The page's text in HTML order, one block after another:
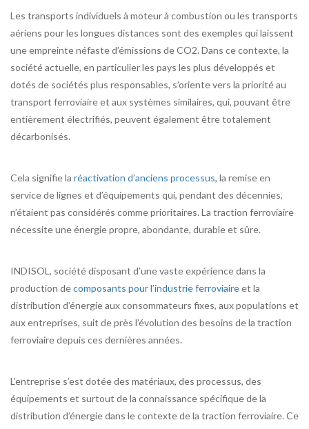
Les transports individuels à moteur à combustion ou les transports
aériens pour les longues distances sont des exemples qui laissent
une empreinte néfaste d’émissions de CO2. Dans ce contexte, la
société actuelle, en particulier les pays les plus développés et
dotés de sociétés plus responsables, s’oriente vers la priorité au
transport ferroviaire et aux systèmes similaires, qui, pouvant être
entièrement électrifiés, peuvent également être totalement
décarbonisés.
Cela signifie la réactivation d’anciens processus, la remise en
service de lignes et d’équipements qui, pendant des décennies,
n’étaient pas considérés comme prioritaires. La traction ferroviaire
nécessite une énergie propre, abondante, durable et sûre.
INDISOL, société disposant d’une vaste expérience dans la
production decomposants pour l’industrie ferroviaireet la
distribution d’énergie aux consommateurs fixes, aux populations et
aux entreprises, suit de près l’évolution des besoins de la traction
ferroviaire depuis ces dernières années.
L’entreprise s’est dotée des matériaux, des processus, des
équipements et surtout de la connaissance spécifique de la
distribution d’énergie dans le contexte de la traction ferroviaire. Ce